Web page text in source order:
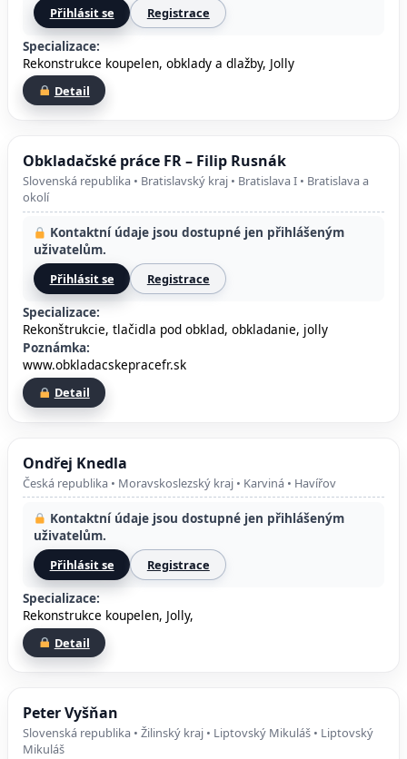
Přihlásit se Registrace
Specializace:
Rekonstrukce koupelen, obklady a dlažby, Jolly
Detail
Obkladačské práce FR – Filip Rusnák
Slovenská republika • Bratislavský kraj • Bratislava I • Bratislava a
okolí
Kontaktní údaje jsou dostupné jen přihlášeným
uživatelům.
Přihlásit se Registrace
Specializace:
Rekonštrukcie, tlačidla pod obklad, obkladanie, jolly
Poznámka:
www.obkladacskepracefr.sk
Detail
Ondřej Knedla
Česká republika • Moravskoslezský kraj • Karviná • Havířov
Kontaktní údaje jsou dostupné jen přihlášeným
uživatelům.
Přihlásit se Registrace
Specializace:
Rekonstrukce koupelen, Jolly,
Detail
Peter Vyšňan
Slovenská republika • Žilinský kraj • Liptovský Mikuláš • Liptovský
Mikuláš